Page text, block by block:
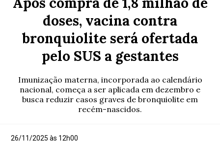
doses, vacina contra
bronquiolite será ofertada
pelo SUS a gestantes
Imunização materna, incorporada ao calendário
nacional, começa a ser aplicada em dezembro e
busca reduzir casos graves de bronquiolite em
recém-nascidos.
26/11/2025 às 12h00